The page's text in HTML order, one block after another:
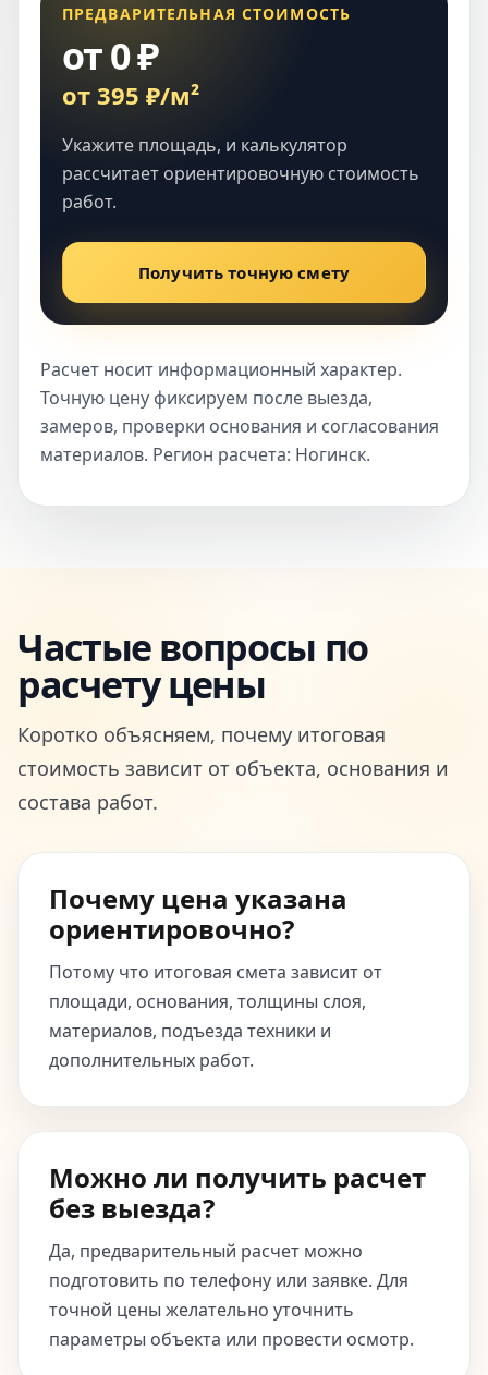
ПРЕДВАРИТЕЛЬНАЯ СТОИМОСТЬ
от 0 ₽
от 395 ₽/м²
Укажите площадь, и калькулятор
рассчитает ориентировочную стоимость
работ.
Получить точную смету
Расчет носит информационный характер.
Точную цену фиксируем после выезда,
замеров, проверки основания и согласования
материалов. Регион расчета: Ногинск.
Частые вопросы по
расчету цены
Коротко объясняем, почему итоговая
стоимость зависит от объекта, основания и
состава работ.
Почему цена указана
ориентировочно?
Потому что итоговая смета зависит от
площади, основания, толщины слоя,
материалов, подъезда техники и
дополнительных работ.
Можно ли получить расчет
без выезда?
Да, предварительный расчет можно
подготовить по телефону или заявке. Для
точной цены желательно уточнить
параметры объекта или провести осмотр.